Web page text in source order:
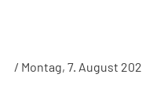
/ Montag, 7. August